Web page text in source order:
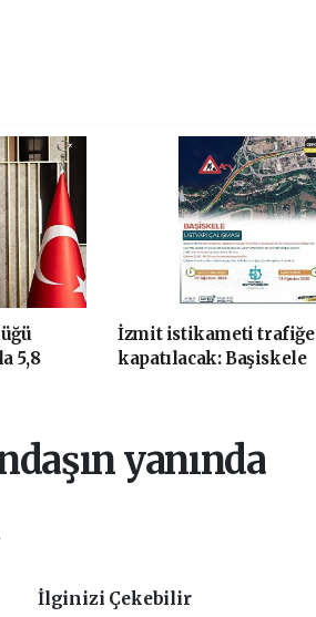
5,8
İzmit istikameti trafiğe
kapatılacak: Başiskele
yanında
İlginizi Çekebilir